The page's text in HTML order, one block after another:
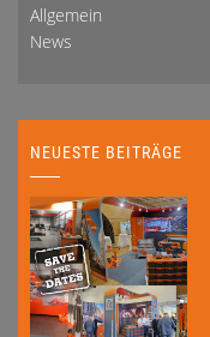
Allgemein
News
NEUESTE BEITRÄGE